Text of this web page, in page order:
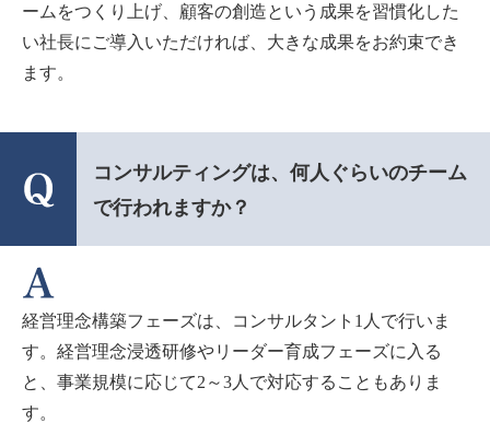
ームをつくり上げ、顧客の創造という成果を習慣化した
い社長にご導入いただければ、大きな成果をお約束でき
ます。
コンサルティングは、何人ぐらいのチーム
で行われますか？
経営理念構築フェーズは、コンサルタント1人で行いま
す。経営理念浸透研修やリーダー育成フェーズに入る
と、事業規模に応じて2～3人で対応することもありま
す。